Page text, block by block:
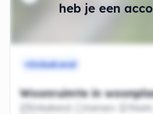
heb je een
Onbekend
Woonruimte in
Onbekend Kamers
Plaats